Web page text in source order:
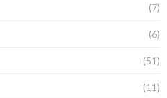
(7)
(6)
(51)
(11)